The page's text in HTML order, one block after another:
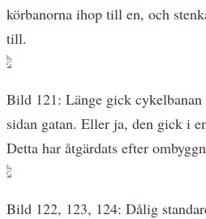
körbanorna ihop till en, och
till.
Bild 121: Länge gick
sidan gatan. Eller ja, den gick i
Detta har åtgärdats efter
Bild 122, 123, 124: Dålig